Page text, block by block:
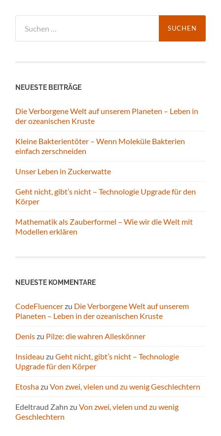
nach:
NEUESTE BEITRÄGE
Die Verborgene Welt auf unserem Planeten – Leben in
der ozeanischen Kruste
Kleine Bakterientöter – Wenn Moleküle Bakterien
einfach zerschneiden
Unser Leben in Zuckerwatte
Geht nicht, gibt’s nicht – Technologie Upgrade für den
Körper
Mathematik als Zauberformel – Wie wir die Welt mit
Modellen erklären
NEUESTE KOMMENTARE
CodeFluencerzu Die Verborgene Welt auf unserem
Planeten – Leben in der ozeanischen Kruste
Deniszu Pilze: die wahren Alleskönner
Insideau zuGeht nicht, gibt’s nicht – Technologie
Upgrade für den Körper
EtoshazuVon zwei, vielen und zu wenig Geschlechtern
Edeltraud Zahn zuVon zwei, vielen und zu wenig
Geschlechtern